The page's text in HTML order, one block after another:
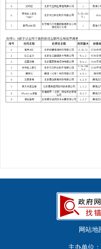
网站地
主办单位